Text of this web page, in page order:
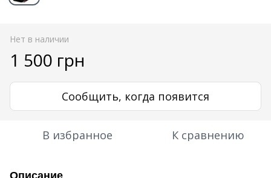
Нет в наличии
1 500 грн
Сообщить, когда появится
В избранное К сравнению
Описание